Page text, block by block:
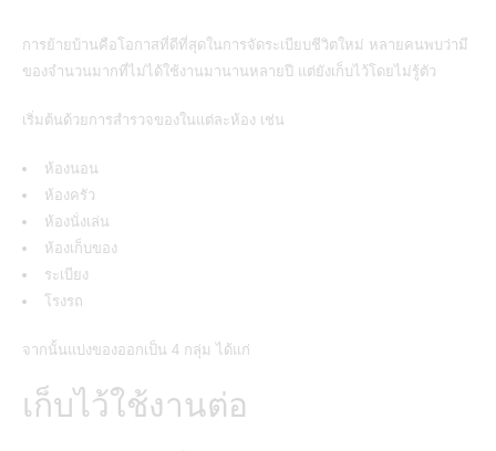
การย้ายบ้านคือโอกาสที่ดีที่สุดในการจัดระเบียบชีวิตใหม่ หลายคนพบว่ามี
ของจำนวนมากที่ไม่ได้ใช้งานมานานหลายปี แต่ยังเก็บไว้โดยไม่รู้ตัว
เริ่มต้นด้วยการสำรวจของในแต่ละห้อง เช่น
ห้องนอน
ห้องครัว
ห้องนั่งเล่น
ห้องเก็บของ
ระเบียง
โรงรถ
จากนั้นแบ่งของออกเป็น 4 กลุ่ม ได้แก่
เก็บไว้ใช้งานต่อ